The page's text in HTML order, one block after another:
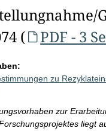
(
PDF - 3
zu
zur
liegt